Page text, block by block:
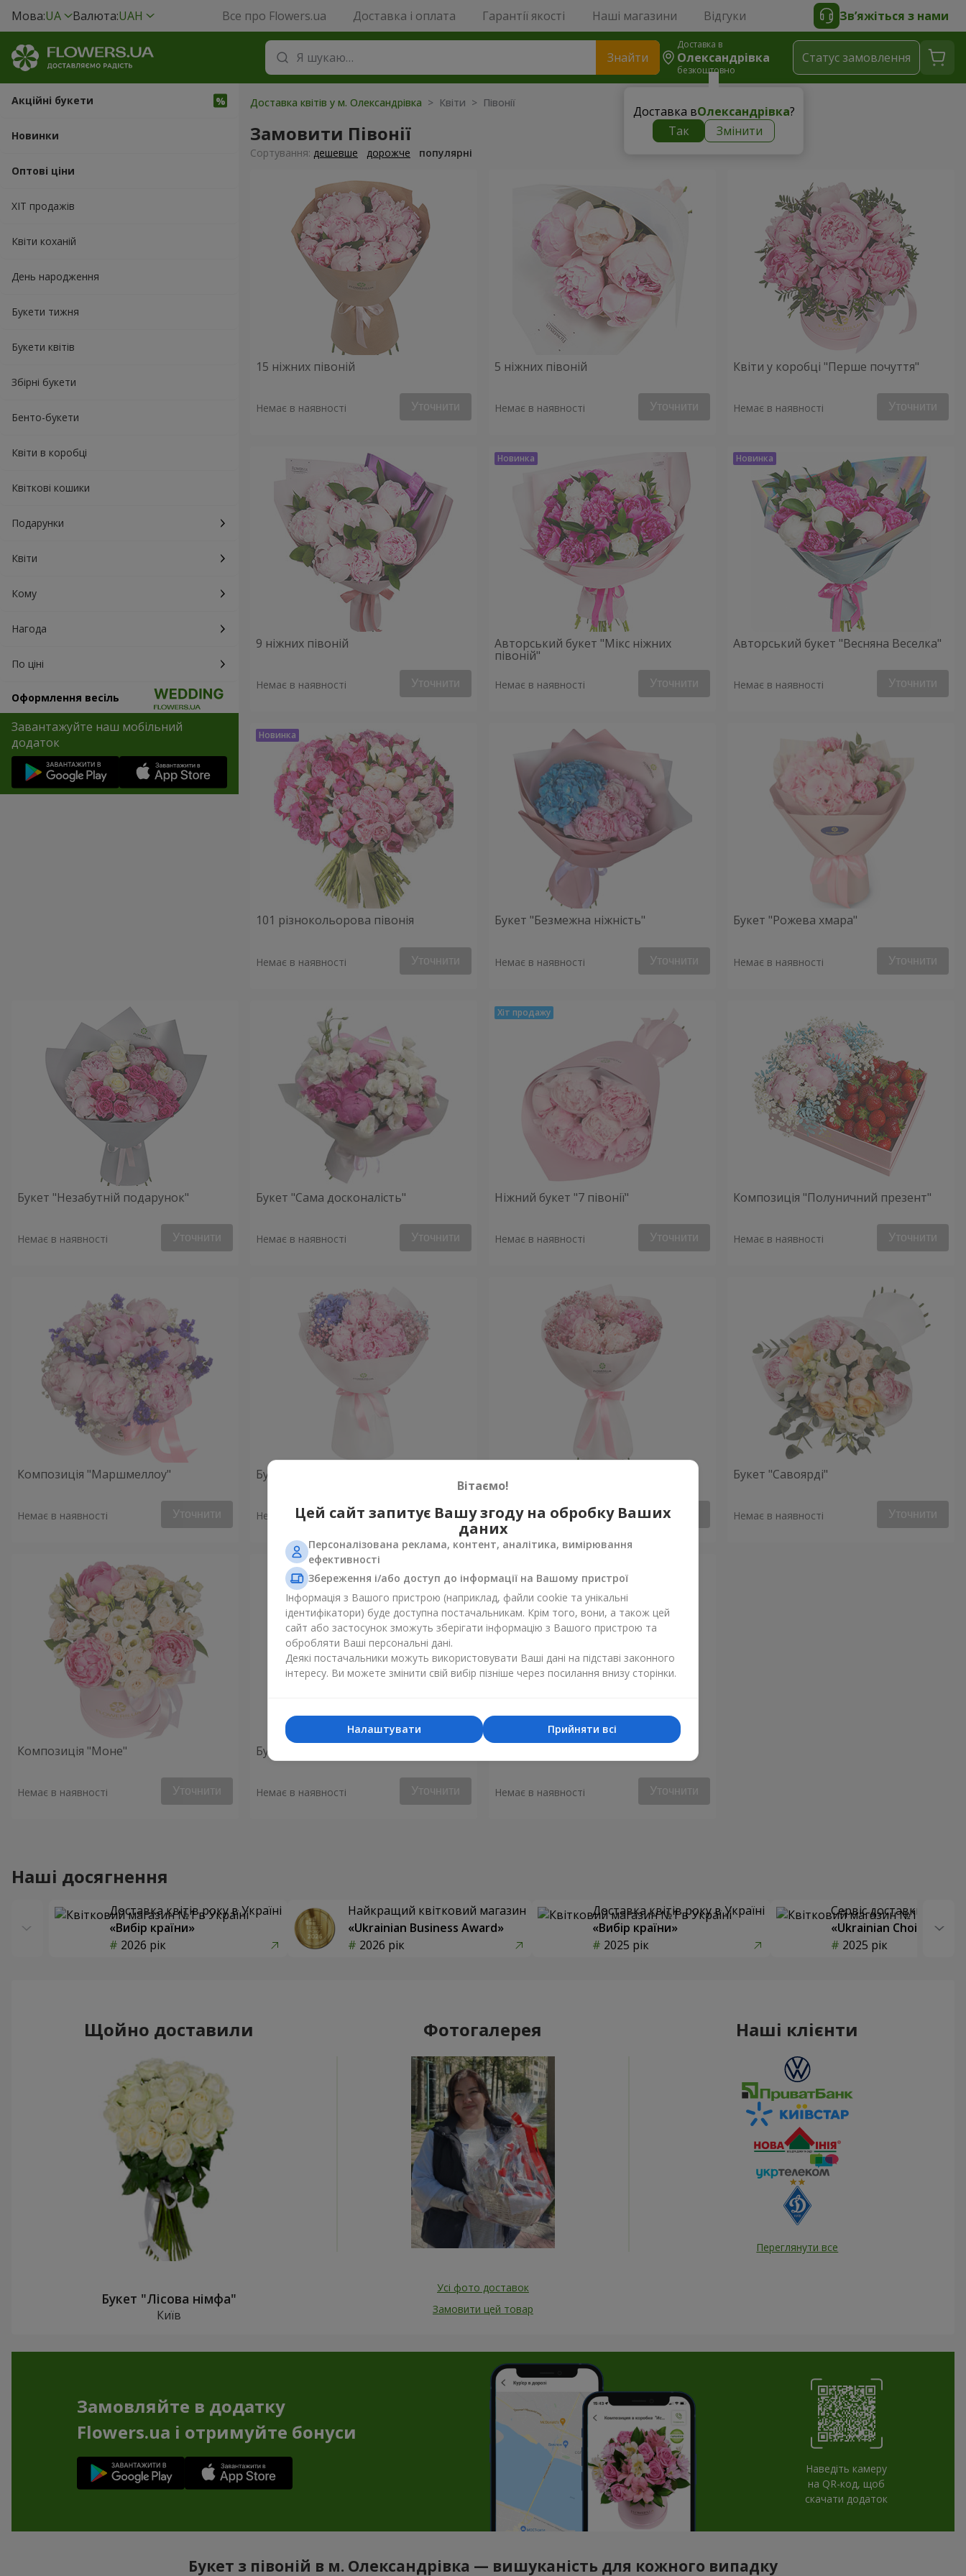
Мова:UA Валюта:UAH Все про Flowers.ua Доставка і оплата Гарантії якості Наші магазини Відгуки Зв’яжіться з нами
Знайти
Доставка в
Олександрівка
безкоштовно
Доставка вОлександрівка?
Так
Змінити
Статус замовлення
Акційні букети
Новинки
Оптові ціни
ХІТ продажів
Квіти коханій
День народження
Букети тижня
Букети квітів
Збірні букети
Бенто-букети
Квіти в коробці
Квіткові кошики
Подарунки
Квіти
Кому
Нагода
По ціні
Оформлення весіль
Завантажуйте наш мобільний
додаток
Доставка квітів у м. Олександрівка > Квіти > Півонії
Замовити Півонії
Сортування: дешевше дорожче популярні
15 ніжних півоній
Немає в наявності Уточнити
5 ніжних півоній
Немає в наявності Уточнити
Квіти у коробці "Перше почуття"
Немає в наявності Уточнити
9 ніжних півоній
Немає в наявності Уточнити
Авторський букет "Мікс ніжних
півоній"
Немає в наявності Уточнити
Авторський букет "Весняна Веселка"
Немає в наявності Уточнити
101 різнокольорова півонія
Немає в наявності Уточнити
Букет "Безмежна ніжність"
Немає в наявності Уточнити
Букет "Рожева хмара"
Немає в наявності Уточнити
Букет "Незабутній подарунок"
Немає в наявності Уточнити
Букет "Сама досконалість"
Немає в наявності Уточнити
Ніжний букет "7 півонії"
Немає в наявності Уточнити
Композиція "Полуничний презент"
Немає в наявності Уточнити
Композиція "Маршмеллоу"
Немає в наявності Уточнити
Букет «Ранок у Спечлі»
Немає в наявності Уточнити Немає в наявності Уточнити
Букет "Савоярді"
Немає в наявності Уточнити
Композиція "Моне"
Немає в наявності Уточнити
Букет "Почуй моє серце"
Немає в наявності Уточнити Немає в наявності Уточнити
Наші досягнення
Доставка квітів року в Україні
«Вибір країни»
2026 рік
Найкращий квітковий магазин
«Ukrainian Business Award»
2026 рік
Доставка квітів року в Україні
«Вибір країни»
2025 рік
Сервіс доставки квітів
«Ukrainian Choice»
2025 рік
Щойно доставили
Букет "Лісова німфа"
Київ
Фотогалерея
Усі фото доставок
Замовити цей товар
Наші клієнти
Переглянути все
Замовляйте в додатку
Flowers.ua і отримуйте бонуси
Наведіть камеру
на QR-код, щоб
скачати додаток
Букет з півоній в м. Олександрівка — вишуканість для кожного випадку
Вітаємо!
Цей сайт запитує Вашу згоду на обробку Ваших
даних
Персоналізована реклама, контент, аналітика, вимірювання
ефективності
Збереження і/або доступ до інформації на Вашому пристрої
Інформація з Вашого пристрою (наприклад, файли cookie та унікальні
ідентифікатори) буде доступна постачальникам. Крім того, вони, а також цей
сайт або застосунок зможуть зберігати інформацію з Вашого пристрою та
обробляти Ваші персональні дані.
Деякі постачальники можуть використовувати Ваші дані на підставі законного
інтересу. Ви можете змінити свій вибір пізніше через посилання внизу сторінки.
Прийняти всі
Налаштувати